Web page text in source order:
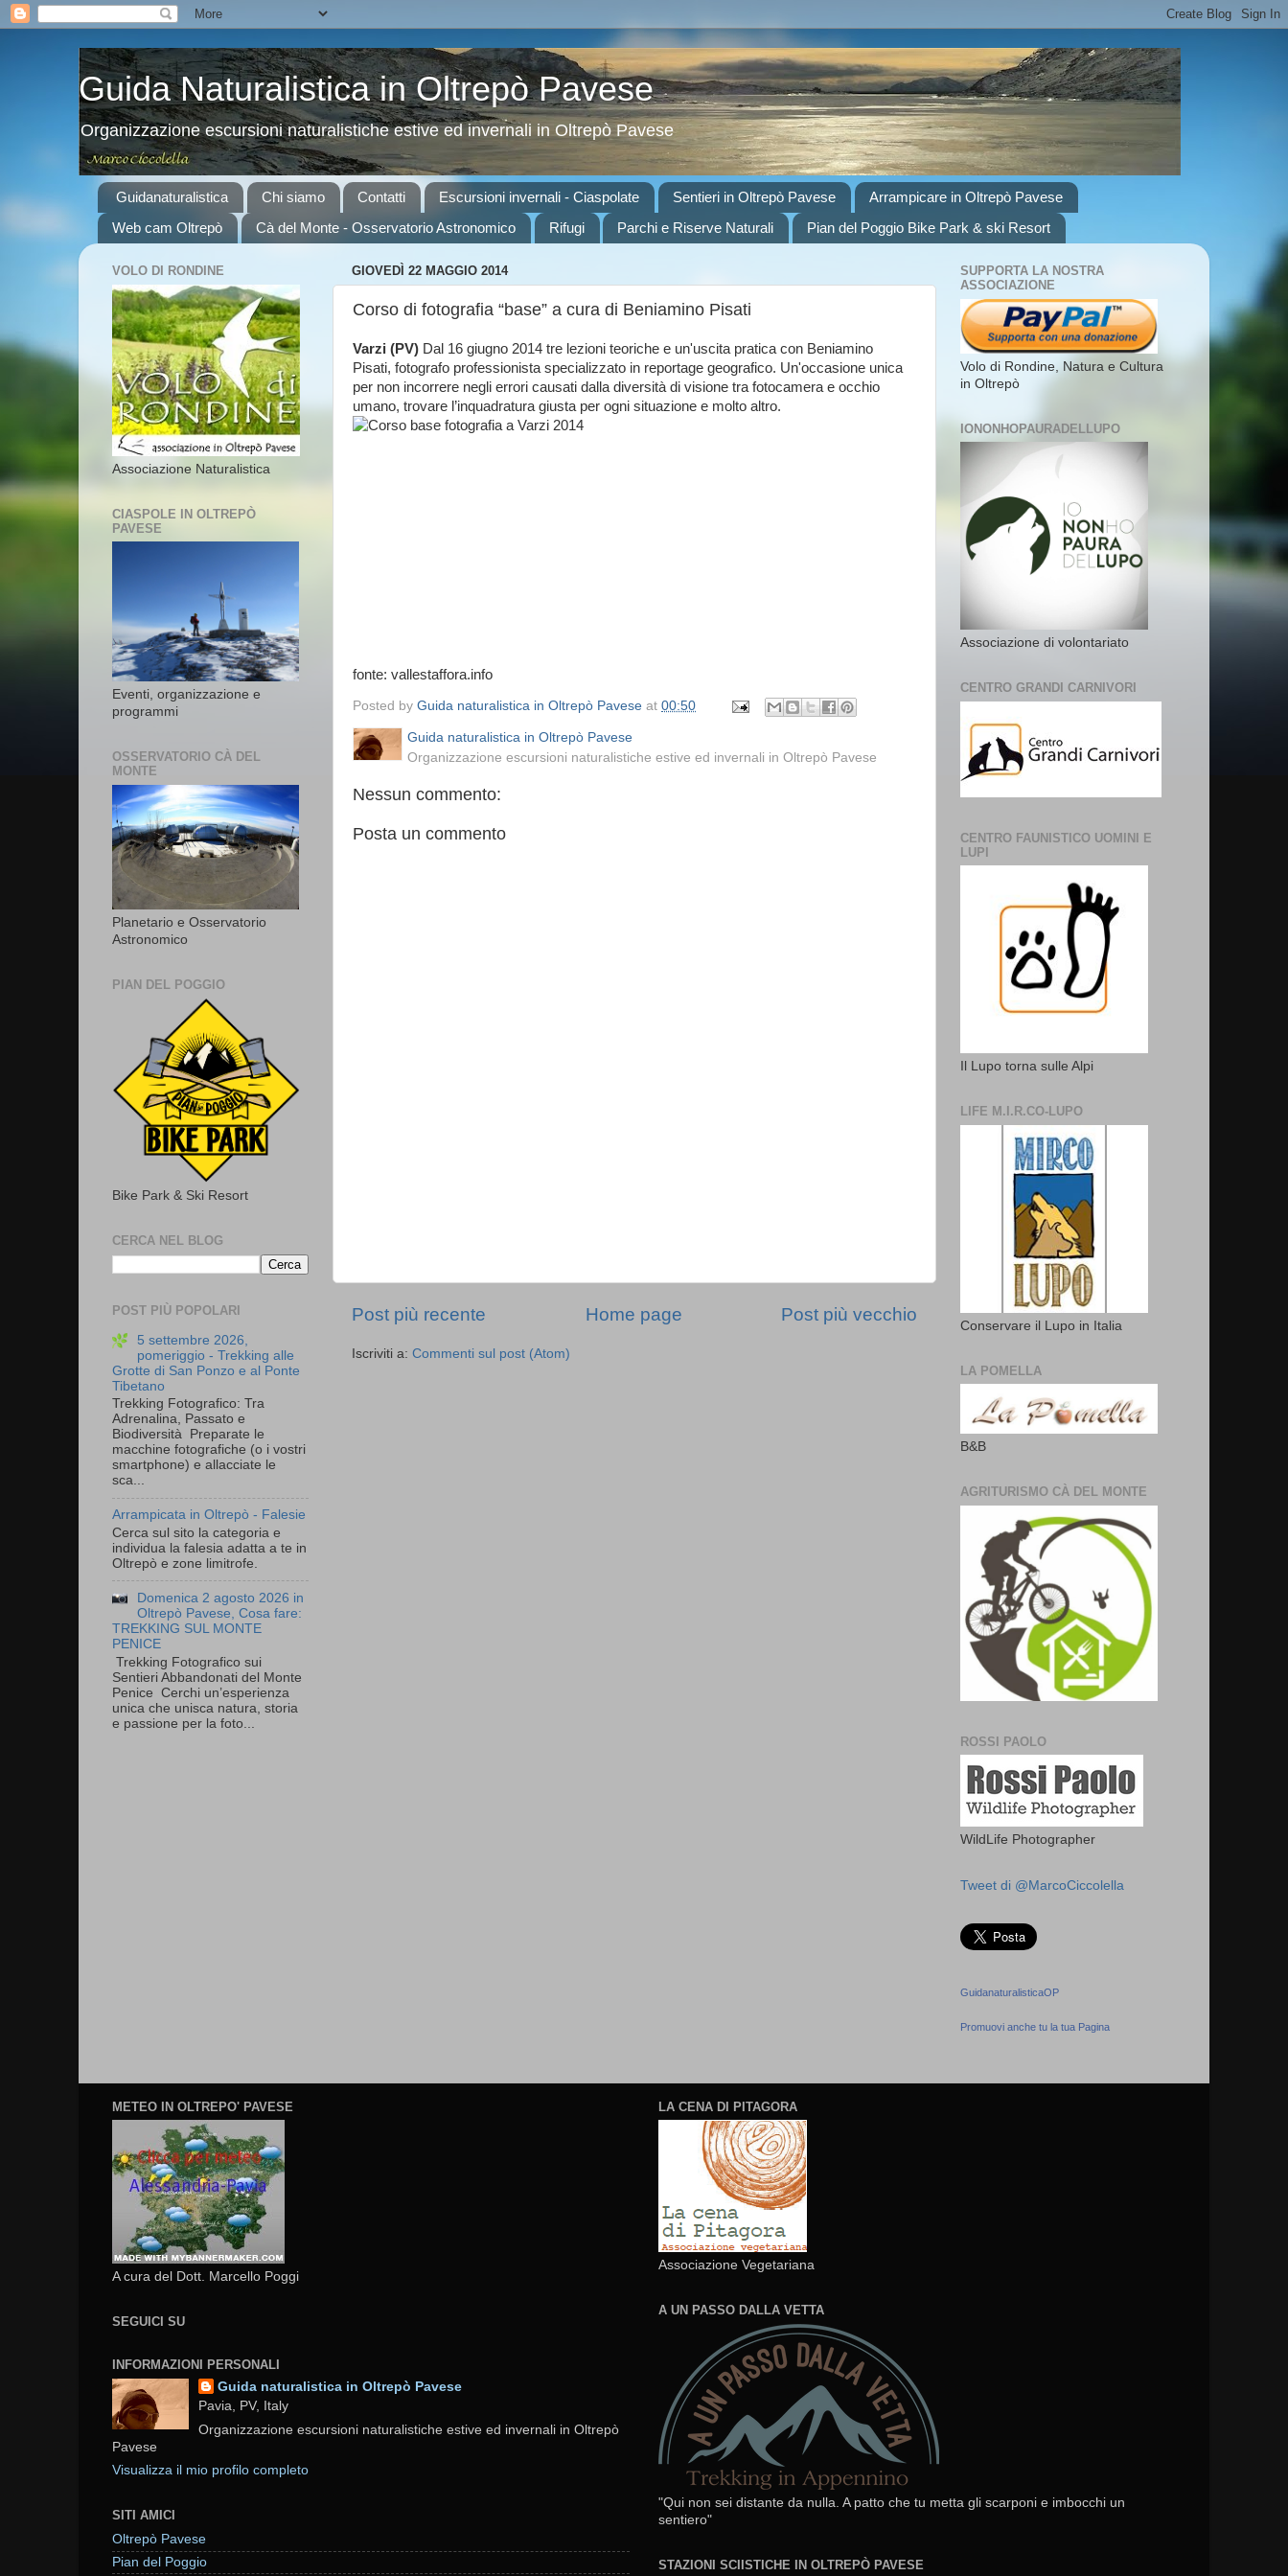
Guida Naturalistica in Oltrepò Pavese
Organizzazione escursioni naturalistiche estive ed invernali in Oltrepò Pavese
Guidanaturalistica Chi siamo Contatti Escursioni invernali - Ciaspolate Sentieri in Oltrepò Pavese
Arrampicare in Oltrepò Pavese
Web cam Oltrepò
Cà del Monte - Osservatorio Astronomico Rifugi Parchi e Riserve Naturali Pian del Poggio Bike Park & ski Resort
GIOVEDÌ 22 MAGGIO 2014
Corso di fotografia “base” a cura di Beniamino Pisati
Varzi (PV) Dal 16 giugno 2014 tre lezioni teoriche e un'uscita pratica con Beniamino
Pisati, fotografo professionista specializzato in reportage geografico. Un'occasione unica
per non incorrere negli errori causati dalla diversità di visione tra fotocamera e occhio
umano, trovare l’inquadratura giusta per ogni situazione e molto altro.
fonte: vallestaffora.info
Posted by Guida naturalistica in Oltrepò Pavese at 00:50
Guida naturalistica in Oltrepò Pavese
Organizzazione escursioni naturalistiche estive ed invernali in Oltrepò Pavese
Nessun commento:
Posta un commento
Post più recente Post più vecchio
Home page
Iscriviti a: Commenti sul post (Atom)
VOLO DI RONDINE
Associazione Naturalistica
CIASPOLE IN OLTREPÒ
PAVESE
Eventi, organizzazione e
programmi
OSSERVATORIO CÀ DEL
MONTE
Planetario e Osservatorio
Astronomico
PIAN DEL POGGIO
Bike Park & Ski Resort
CERCA NEL BLOG
POST PIÙ POPOLARI
5 settembre 2026,
pomeriggio - Trekking alle
Grotte di San Ponzo e al Ponte
Tibetano
Trekking Fotografico: Tra
Adrenalina, Passato e
Biodiversità Preparate le
macchine fotografiche (o i vostri
smartphone) e allacciate le
sca...
Arrampicata in Oltrepò - Falesie
Cerca sul sito la categoria e
individua la falesia adatta a te in
Oltrepò e zone limitrofe.
Domenica 2 agosto 2026 in
Oltrepò Pavese, Cosa fare:
TREKKING SUL MONTE
PENICE
Trekking Fotografico sui
Sentieri Abbandonati del Monte
Penice Cerchi un’esperienza
unica che unisca natura, storia
e passione per la foto...
SUPPORTA LA NOSTRA
ASSOCIAZIONE
Volo di Rondine, Natura e Cultura
in Oltrepò
IONONHOPAURADELLUPO
Associazione di volontariato
CENTRO GRANDI CARNIVORI
CENTRO FAUNISTICO UOMINI E
LUPI
Il Lupo torna sulle Alpi
LIFE M.I.R.CO-LUPO
Conservare il Lupo in Italia
LA POMELLA
B&B
AGRITURISMO CÀ DEL MONTE
ROSSI PAOLO
WildLife Photographer
Tweet di @MarcoCiccolella
GuidanaturalisticaOP
Promuovi anche tu la tua Pagina
METEO IN OLTREPO' PAVESE
A cura del Dott. Marcello Poggi
SEGUICI SU
INFORMAZIONI PERSONALI
Guida naturalistica in Oltrepò Pavese
Pavia, PV, Italy
Organizzazione escursioni naturalistiche estive ed invernali in Oltrepò
Pavese
Visualizza il mio profilo completo
SITI AMICI
Oltrepò Pavese
Pian del Poggio
LA CENA DI PITAGORA
Associazione Vegetariana
A UN PASSO DALLA VETTA
"Qui non sei distante da nulla. A patto che tu metta gli scarponi e imbocchi un
sentiero"
STAZIONI SCIISTICHE IN OLTREPÒ PAVESE